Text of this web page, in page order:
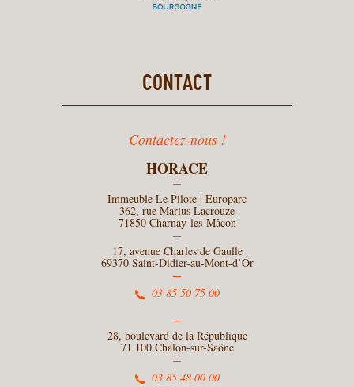
CONTACT
Contactez-nous !
HORACE
Immeuble Le Pilote | Europarc
362, rue Marius Lacrouze
71850 Charnay-les-Mâcon
17, avenue Charles de Gaulle
69370 Saint-Didier-au-Mont-d’Or
03 85 50 75 00
28, boulevard de la République
71 100 Chalon-sur-Saône
03 85 48 00 00